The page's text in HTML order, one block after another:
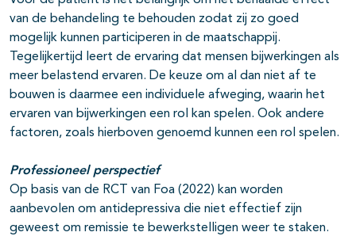
van de behandeling te behouden zodat zij zo goed
mogelijk kunnen participeren in de maatschappij.
Tegelijkertijd leert de ervaring dat mensen bijwerkingen als
meer belastend ervaren. De keuze om al dan niet af te
bouwen is daarmee een individuele afweging, waarin het
ervaren van bijwerkingen een rol kan spelen. Ook andere
factoren, zoals hierboven genoemd kunnen een rol spelen.
Professioneel perspectief
Op basis van de RCT van Foa (2022) kan worden
aanbevolen om antidepressiva die niet effectief zijn
geweest om remissie te bewerkstelligen weer te staken.